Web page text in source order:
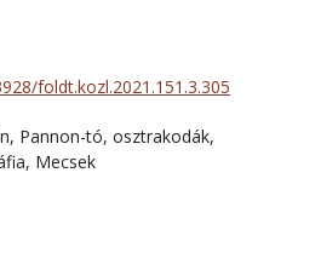
foldt.kozl.2021.151.3.305
Pannon-tó, osztrakodák,
Mecsek